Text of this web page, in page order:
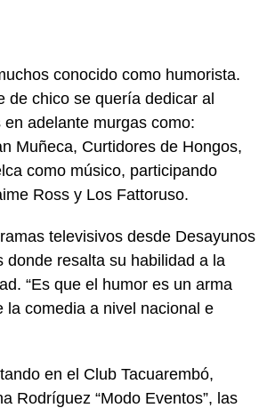
conocido como humorista.
de chico se quería dedicar al
adelante murgas como:
Muñeca, Curtidores de Hongos,
como músico, participando
Ross y Los Fattoruso.
televisivos desde Desayunos
donde resalta su habilidad a la
“Es que el humor es un arma
la comedia a nivel nacional e
en el Club Tacuarembó,
Rodríguez “Modo Eventos”, las